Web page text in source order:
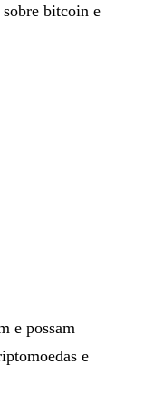
bitcoin e
e possam
e